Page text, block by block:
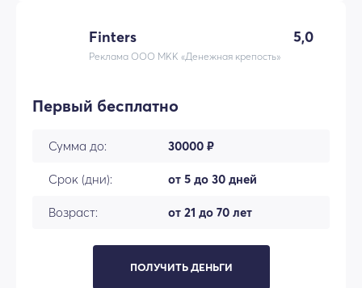
Finters 5,0
Реклама ООО МКК «Денежная крепость»
Первый бесплатно
Сумма до: 30000 ₽
Срок (дни): от 5 до 30 дней
Возраст: от 21 до 70 лет
ПОЛУЧИТЬ ДЕНЬГИ